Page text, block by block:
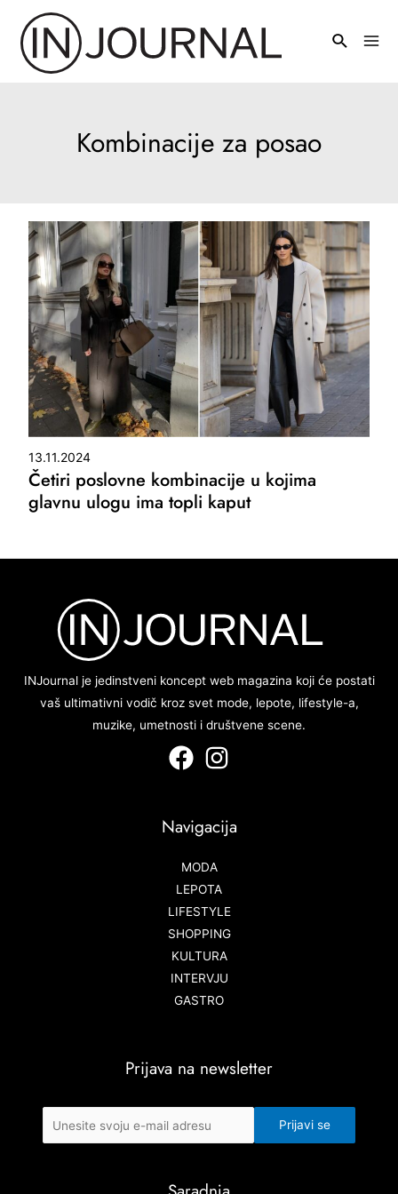
sadržaj
Kombinacije za posao
13.11.2024
Četiri poslovne kombinacije u kojima
glavnu ulogu ima topli kaput
INJournal je jedinstveni koncept web magazina koji će postati
vaš ultimativni vodič kroz svet mode, lepote, lifestyle-a,
muzike, umetnosti i društvene scene.
Navigacija
MODA
LEPOTA
LIFESTYLE
SHOPPING
KULTURA
INTERVJU
GASTRO
Prijava na newsletter